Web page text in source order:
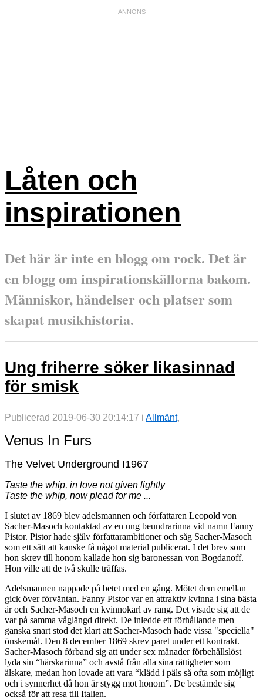
Låten och
inspirationen
Det här är inte en blogg om rock. Det är
en blogg om inspirationskällorna bakom.
Människor, händelser och platser som
skapat musikhistoria.
Ung friherre söker likasinnad
för smisk
Publicerad 2019-06-30 20:14:17 i Allmänt,
Venus In Furs
The Velvet Underground I1967
Taste the whip, in love not given lightly
Taste the whip, now plead for me ...
I slutet av 1869 blev adelsmannen och författaren Leopold von
Sacher-Masoch kontaktad av en ung beundrarinna vid namn Fanny
Pistor. Pistor hade själv författarambitioner och såg Sacher-Masoch
som ett sätt att kanske få något material publicerat. I det brev som
hon skrev till honom kallade hon sig baronessan von Bogdanoff.
Hon ville att de två skulle träffas.
Adelsmannen nappade på betet med en gång. Mötet dem emellan
gick över förväntan. Fanny Pistor var en attraktiv kvinna i sina bästa
år och Sacher-Masoch en kvinnokarl av rang. Det visade sig att de
var på samma våglängd direkt. De inledde ett förhållande men
ganska snart stod det klart att Sacher-Masoch hade vissa "speciella"
önskemål. Den 8 december 1869 skrev paret under ett kontrakt.
Sacher-Masoch förband sig att under sex månader förbehållslöst
lyda sin “härskarinna” och avstå från alla sina rättigheter som
älskare, medan hon lovade att vara “klädd i päls så ofta som möjligt
och i synnerhet då hon är stygg mot honom”. De bestämde sig
också för att resa till Italien.